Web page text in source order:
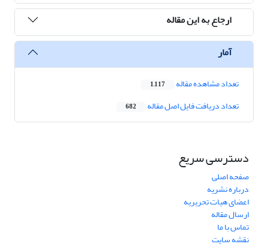
ارجاع به این مقاله
آمار
تعداد مشاهده مقاله 1,117
تعداد دریافت فایل اصل مقاله 682
دسترسی سریع
صفحه اصلی
درباره نشریه
اعضای هیات تحریریه
ارسال مقاله
تماس با ما
نقشه سایت